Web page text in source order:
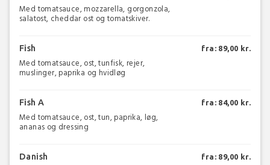
Med tomatsauce, mozzarella, gorgonzola,
salatost, cheddar ost og tomatskiver.
Fish
Med tomatsauce, ost, tunfisk, rejer,
muslinger, paprika og hvidløg
fra: 89,00 kr.
Fish A
Med tomatsauce, ost, tun, paprika, løg,
ananas og dressing
fra: 84,00 kr.
Danish fra: 89,00 kr.